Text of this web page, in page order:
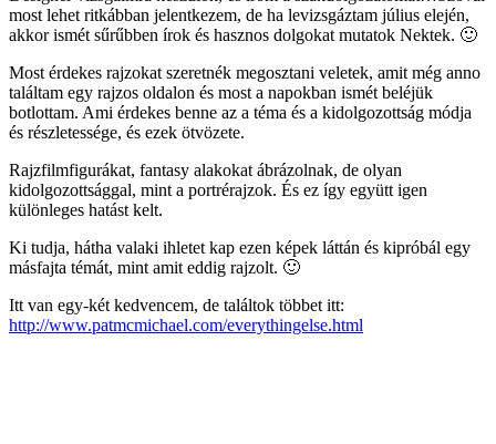
most lehet ritkábban jelentkezem, de ha levizsgáztam július elején,
akkor ismét sűrűbben írok és hasznos dolgokat mutatok Nektek. 🙂
Most érdekes rajzokat szeretnék megosztani veletek, amit még anno
találtam egy rajzos oldalon és most a napokban ismét beléjük
botlottam. Ami érdekes benne az a téma és a kidolgozottság módja
és részletessége, és ezek ötvözete.
Rajzfilmfigurákat, fantasy alakokat ábrázolnak, de olyan
kidolgozottsággal, mint a portrérajzok. És ez így együtt igen
különleges hatást kelt.
Ki tudja, hátha valaki ihletet kap ezen képek láttán és kipróbál egy
másfajta témát, mint amit eddig rajzolt. 🙂
Itt van egy-két kedvencem, de találtok többet itt:
http://www.patmcmichael.com/everythingelse.html